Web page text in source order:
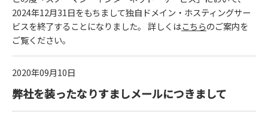
2024年12月31日をもちまして独自ドメイン・ホスティングサー
ビスを終了することになりました。 詳しくはこちらのご案内を
ご覧ください。
2020年09月10日
弊社を装ったなりすましメールにつきまして